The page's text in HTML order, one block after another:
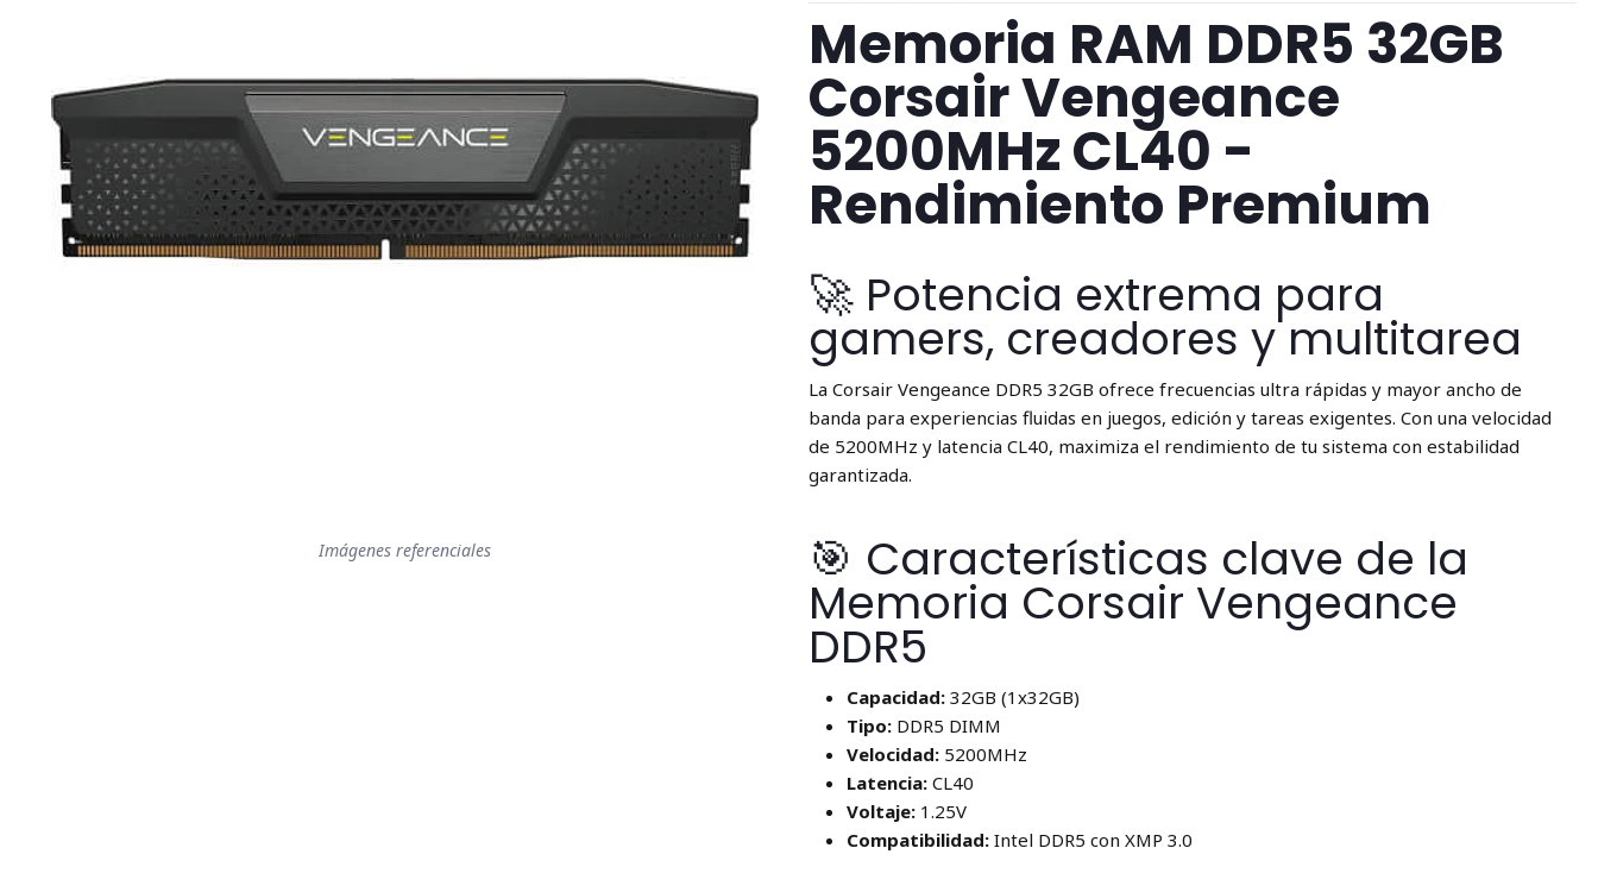
Memoria RAM DDR5 32GB
Corsair Vengeance
5200MHz CL40 -
Rendimiento Premium
🚀 Potencia extrema para
gamers, creadores y multitarea
La Corsair Vengeance DDR5 32GB ofrece frecuencias ultra rápidas y mayor ancho de
banda para experiencias fluidas en juegos, edición y tareas exigentes. Con una velocidad
de 5200MHz y latencia CL40, maximiza el rendimiento de tu sistema con estabilidad
garantizada.
🎯 Características clave de la
Memoria Corsair Vengeance
DDR5
Capacidad: 32GB (1x32GB)
Tipo: DDR5 DIMM
Velocidad: 5200MHz
Latencia: CL40
Voltaje: 1.25V
Compatibilidad: Intel DDR5 con XMP 3.0